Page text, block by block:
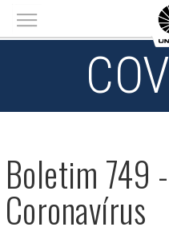
Main menu
Boletim 749
Coronavírus